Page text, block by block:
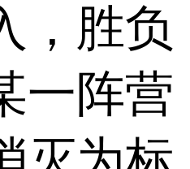
，胜负
一阵营